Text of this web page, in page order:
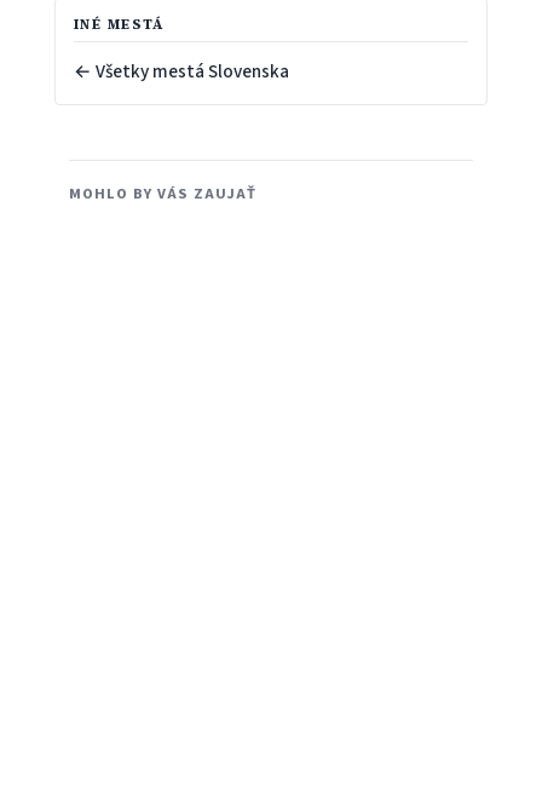
INÉ MESTÁ
← Všetky mestá Slovenska
MOHLO BY VÁS ZAUJAŤ